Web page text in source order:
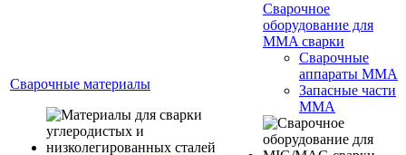
Сварочные материалы
Сварочное
оборудование для
MMA сварки
Сварочные
аппараты MMA
Запасные части
MMA